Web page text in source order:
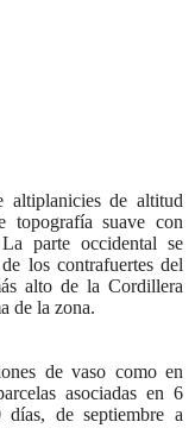
altiplanicies de altitud
suave con
parte occidental se
los contrafuertes del
alto de la Cordillera
de la zona.
de vaso como en
asociadas en 6
de septiembre a